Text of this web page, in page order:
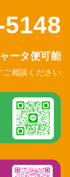
ータ便可能
相談ください